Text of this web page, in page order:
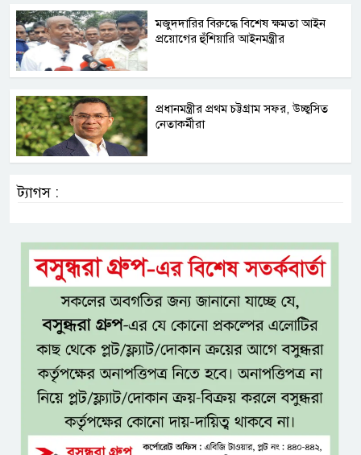
মজুদদারির বিরুদ্ধে বিশেষ ক্ষমতা আইন
প্রয়োগের হুঁশিয়ারি আইনমন্ত্রীর
প্রধানমন্ত্রীর প্রথম চট্টগ্রাম সফর, উচ্ছ্বসিত
নেতাকর্মীরা
ট্যাগস :